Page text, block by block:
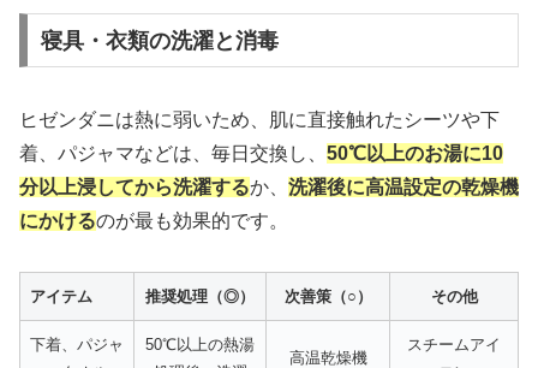
寝具・衣類の洗濯と消毒
ヒゼンダニは熱に弱いため、肌に直接触れたシーツや下
着、パジャマなどは、毎日交換し、 50℃以上のお湯に10
分以上浸してから洗濯するか、 洗濯後に高温設定の乾燥機
にかけるのが最も効果的です。
アイテム 推奨処理（◎） 次善策（○） その他
下着、パジャ
50℃以上の熱湯
高温乾燥機
スチームアイ